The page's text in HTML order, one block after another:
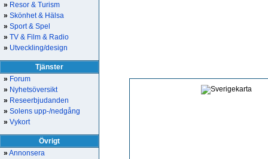
» Resor & Turism
» Skönhet & Hälsa
» Sport & Spel
» TV & Film & Radio
» Utveckling/design
Tjänster
» Forum
» Nyhetsöversikt
» Reseerbjudanden
» Solens upp-/nedgång
» Vykort
Övrigt
» Annonsera